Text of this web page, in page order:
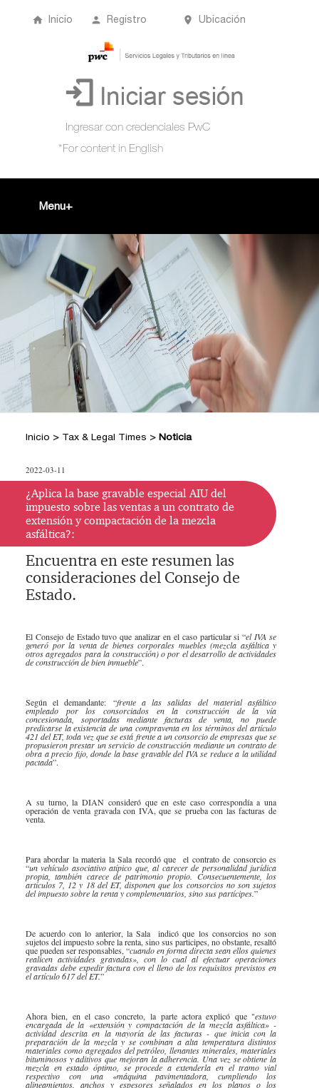
Inicio Registro Ubicación
Menu
Acompañamiento Tributario Virtual +
¿Qué es?
Perfil de usuario
Hacer Pregunta
Posiciones Tributarias PwC
Preguntas Frecuentes
Comprar
Biblioteca Virtual
Doctrina DIAN
Jurisprudencia Corte Constitucional
Jurisprudencia Consejo de Estado
Convenios para evitar la doble
imposición
Estatuto Contable
Estatuto Tributario +
Comprar
2026
Anteriores
2023
2022
2020
2019
2017
2016
activación
Instructivo
Instructivo
consulta Web
Tax & Legal Times * +
Personas naturales, Tributación
Impuestos Territoriales, Litigios,
Regimen SIMPLE
Derecho corporativo, Comercio exterior,
Impuesto sobre la renta, impuesto al
patrimonio y precios de la transferencia
Especiales Reforma Tributaria
Doing Business in Colombia
Servicios tributarios
PwC Colombia
Inicio > Tax & Legal Times > Noticia
2022-03-11
¿Aplica la base gravable especial AIU del
impuesto sobre las ventas a un contrato de
extensión y compactación de la mezcla
asfáltica?:
Encuentra en este resumen las
consideraciones del Consejo de
Estado.
El Consejo de Estado tuvo que analizar en el caso particular si “el IVA se
generó por la venta de bienes corporales muebles (mezcla asfáltica y
otros agregados para la construcción) o por el desarrollo de actividades
de construcción de bien inmueble”.
Según el demandante: “frente a las salidas del material asfáltico
empleado por los consorciados en la construcción de la vía
concesionada, soportadas mediante facturas de venta, no puede
predicarse la existencia de una compraventa en los términos del artículo
421 del ET, toda vez que se está frente a un consorcio de empresas que se
propusieron prestar un servicio de construcción mediante un contrato de
obra a precio fijo, donde la base gravable del IVA se reduce a la utilidad
pactada”.
A su turno, la DIAN consideró que en este caso correspondía a una
operación de venta gravada con IVA, que se prueba con las facturas de
venta.
Para abordar la materia la Sala recordó que el contrato de consorcio es
“un vehículo asociativo atípico que, al carecer de personalidad jurídica
propia, también carece de patrimonio propio. Consecuentemente, los
artículos 7, 12 y 18 del ET, disponen que los consorcios no son sujetos
del impuesto sobre la renta y complementarios, sino sus partícipes.”
De acuerdo con lo anterior, la Sala indicó que los consorcios no son
sujetos del impuesto sobre la renta, sino sus participes, no obstante, resaltó
que pueden ser responsables, “cuando en forma directa sean ellos quienes
realicen actividades gravadas», con lo cual al efectuar operaciones
gravadas debe expedir factura con el lleno de los requisitos previstos en
el artículo 617 del ET.”
Ahora bien, en el caso concreto, la parte actora explicó que "estuvo
encargada de la «extensión y compactación de la mezcla asfáltica» -
actividad descrita en la mayoría de las facturas - que inicia con la
preparación de la mezcla y se combinan a alta temperatura distintos
materiales como agregados del petróleo, llenantes minerales, materiales
bituminosos y aditivos que mejoran la adherencia. Una vez se obtiene la
mezcla en estado óptimo, se procede a extenderla en el tramo vial
respectivo con una «máquina pavimentadora, cumpliendo los
alineamientos, anchos y espesores señalados en los planos o los